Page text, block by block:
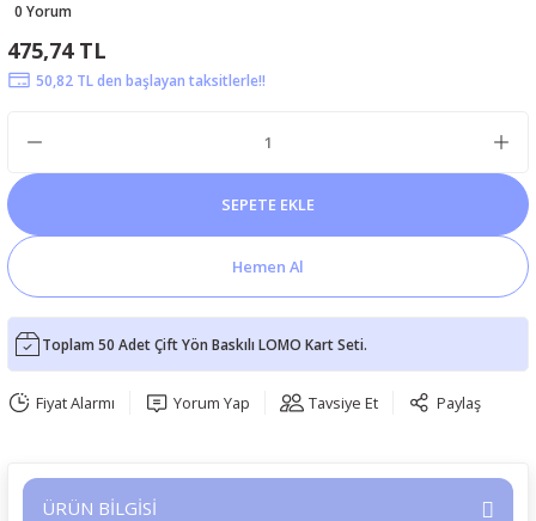
0 Yorum
475,74 TL
50,82 TL den başlayan taksitlerle!!
SEPETE EKLE
Hemen Al
Toplam 50 Adet Çift Yön Baskılı LOMO Kart Seti.
Fiyat Alarmı Yorum Yap Tavsiye Et Paylaş
ÜRÜN BİLGİSİ